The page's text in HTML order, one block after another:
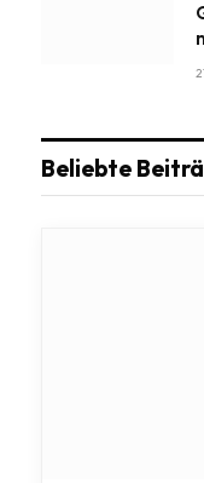
Beliebte